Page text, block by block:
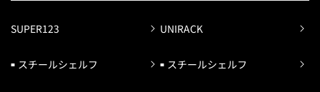
SUPER123
スチールシェルフ
UNIRACK
スチールシェルフ